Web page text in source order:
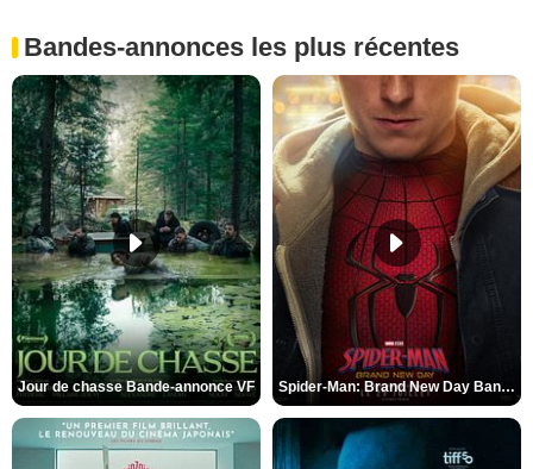
Bandes-annonces les plus récentes
Jour de chasse Bande-annonce VF Spider-Man: Brand New Day Bande-annonce (3) VO STFR